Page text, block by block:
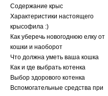
Содержание крыс
Характеристики настоящего
крысофила :)
Как уберечь новогоднюю елку от
кошки и наоборот
Что должна уметь ваша кошка
Как и где выбрать котенка
Выбор здорового котенка
Вспомогательные средства при